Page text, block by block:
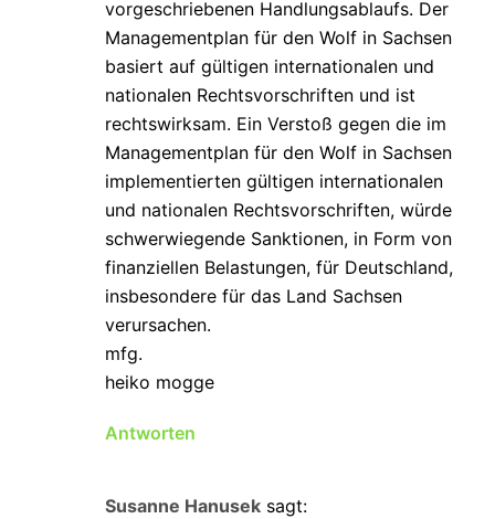
vorgeschriebenen Handlungsablaufs. Der
Managementplan für den Wolf in Sachsen
basiert auf gültigen internationalen und
nationalen Rechtsvorschriften und ist
rechtswirksam. Ein Verstoß gegen die im
Managementplan für den Wolf in Sachsen
implementierten gültigen internationalen
und nationalen Rechtsvorschriften, würde
schwerwiegende Sanktionen, in Form von
finanziellen Belastungen, für Deutschland,
insbesondere für das Land Sachsen
verursachen.
mfg.
heiko mogge
Antworten
Susanne Hanusek sagt: